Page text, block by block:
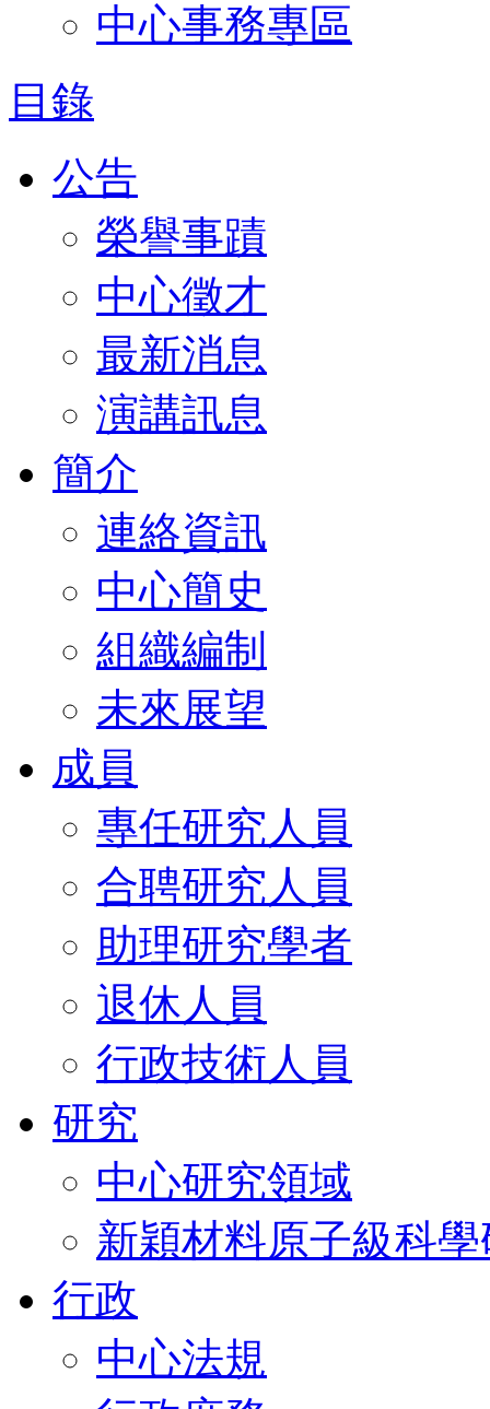
中心事務專區
目錄
公告
榮譽事蹟
中心徵才
最新消息
演講訊息
簡介
連絡資訊
中心簡史
組織編制
未來展望
成員
專任研究人員
合聘研究人員
助理研究學者
退休人員
行政技術人員
研究
中心研究領域
新穎材料原子級科
行政
中心法規